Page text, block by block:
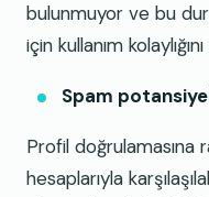
bulunmuyor ve bu
için kullanım
Spam
Profil doğrulamasına
hesaplarıyla